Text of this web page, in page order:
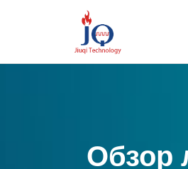
Обзор